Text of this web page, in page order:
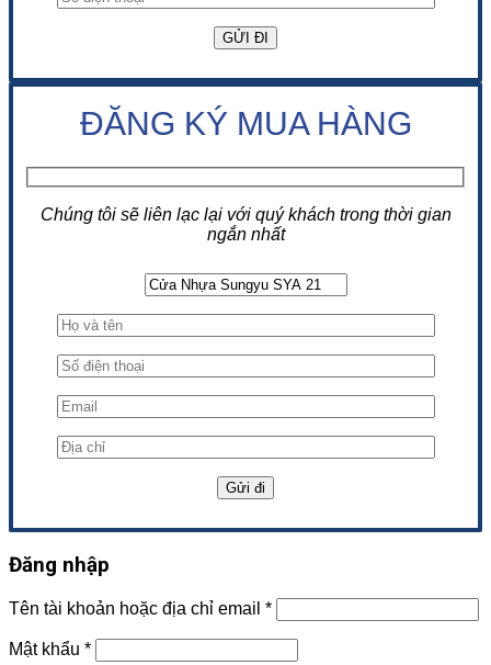
ĐĂNG KÝ MUA HÀNG
Chúng tôi sẽ liên lạc lại với quý khách trong thời gian
ngắn nhất
Đăng nhập
Tên tài khoản hoặc địa chỉ email *
Mật khẩu *